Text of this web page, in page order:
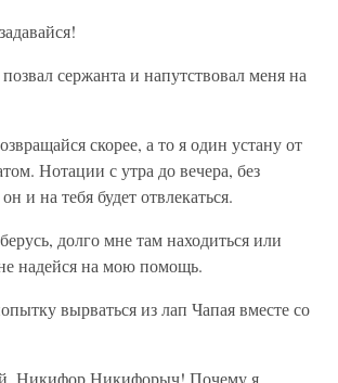
сержанта и напутствовал меня на
скорее, а то я один устану от
Нотации с утра до вечера, без
и на тебя будет отвлекаться.
долго мне там находиться или
надейся на мою помощь.
вырваться из лап Чапая вместе со
Никифор Никифорыч! Почему я